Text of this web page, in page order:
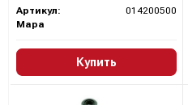
Артикул:
014200500
Mapa
Купить